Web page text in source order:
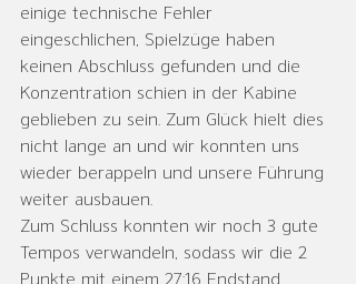
einige technische Fehler
eingeschlichen, Spielzüge haben
keinen Abschluss gefunden und die
Konzentration schien in der Kabine
geblieben zu sein. Zum Glück hielt dies
nicht lange an und wir konnten uns
wieder berappeln und unsere Führung
weiter ausbauen.
Zum Schluss konnten wir noch 3 gute
Tempos verwandeln, sodass wir die 2
Punkte mit einem 27:16 Endstand